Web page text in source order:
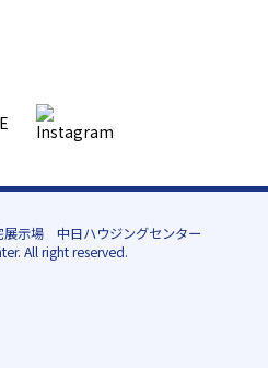
展示場 中日ハウジングセンター
All right reserved.